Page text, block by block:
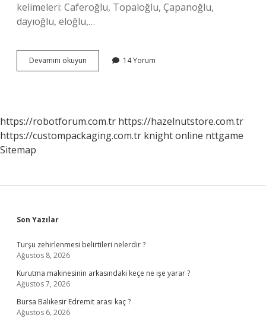
kelimeleri: Caferoğlu, Topaloğlu, Çapanoğlu,
dayıoğlu, eloğlu,…
Devamını okuyun
Teyze
14 Yorum
https://robotforum.com.tr https://hazelnutstore.com.tr
https://custompackaging.com.tr knight online nttgame
Sitemap
Sidebar
Son Yazılar
Turşu zehirlenmesi belirtileri nelerdir ?
Ağustos 8, 2026
Kurutma makinesinin arkasındaki keçe ne işe yarar ?
Ağustos 7, 2026
Bursa Balıkesir Edremit arası kaç ?
Ağustos 6, 2026